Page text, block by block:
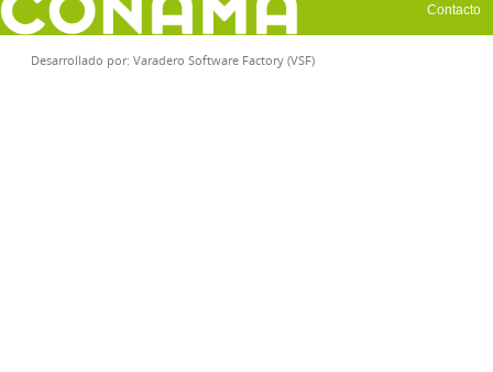
Contacto
Desarrollado por: Varadero Software Factory (VSF)